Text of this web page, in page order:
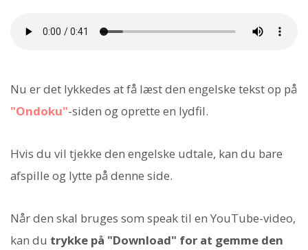
Nu er det lykkedes at få læst den engelske tekst op på
"Ondoku"-siden og oprette en lydfil.
Hvis du vil tjekke den engelske udtale, kan du bare
afspille og lytte på denne side.
Når den skal bruges som speak til en YouTube-video,
kan du trykke på "Download" for at gemme den